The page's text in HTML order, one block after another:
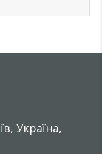
Україна,